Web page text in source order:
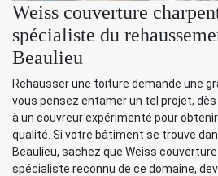
Weiss couverture
spécialiste du
Beaulieu
Rehausser une toiture demande une
vous pensez entamer un tel projet,
à un couvreur expérimenté pour
qualité. Si votre bâtiment se trouve
Beaulieu, sachez que Weiss
spécialiste reconnu de ce domaine,